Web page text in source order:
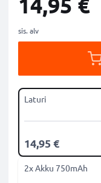
sis. alv
Laturi
14,95 €
2x Akku 750mAh